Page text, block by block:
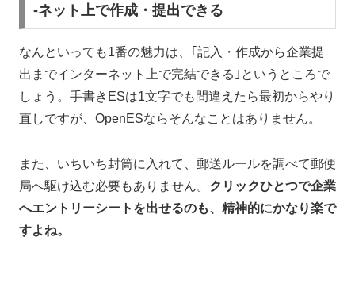
-ネット上で作成・提出できる
なんといっても1番の魅力は、｢記入・作成から企業提
出までインターネット上で完結できる｣というところで
しょう。手書きESは1文字でも間違えたら最初からやり
直しですが、OpenESならそんなことはありません。
また、いちいち封筒に入れて、郵送ルールを調べて郵便
局へ駆け込む必要もありません。 クリックひとつで企業
へエントリーシートを出せるのも、精神的にかなり楽で
すよね。